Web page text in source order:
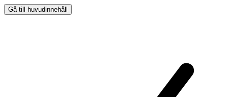
Gå till huvudinnehåll